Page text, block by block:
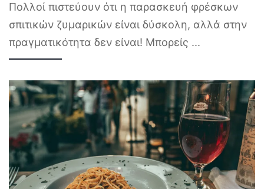
Πολλοί πιστεύουν ότι η παρασκευή φρέσκων
σπιτικών ζυμαρικών είναι δύσκολη, αλλά στην
πραγματικότητα δεν είναι! Μπορείς ...